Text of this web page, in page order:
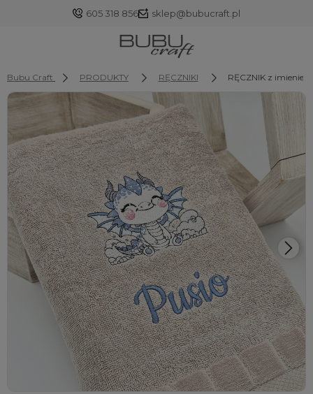
605 318 856 sklep@bubucraft.pl
Zaloguj się
Załóż konto
Wybierz coś dla siebie z naszej aktualnej oferty lub
zaloguj się, aby przywrócić dodane produkty do listy
z poprzedniej sesji.
Bubu Craft PRODUKTY RĘCZNIKI RĘCZNIK z